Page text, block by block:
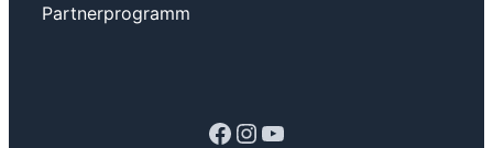
Partnerprogramm
Facebook
Instagram
YouTube